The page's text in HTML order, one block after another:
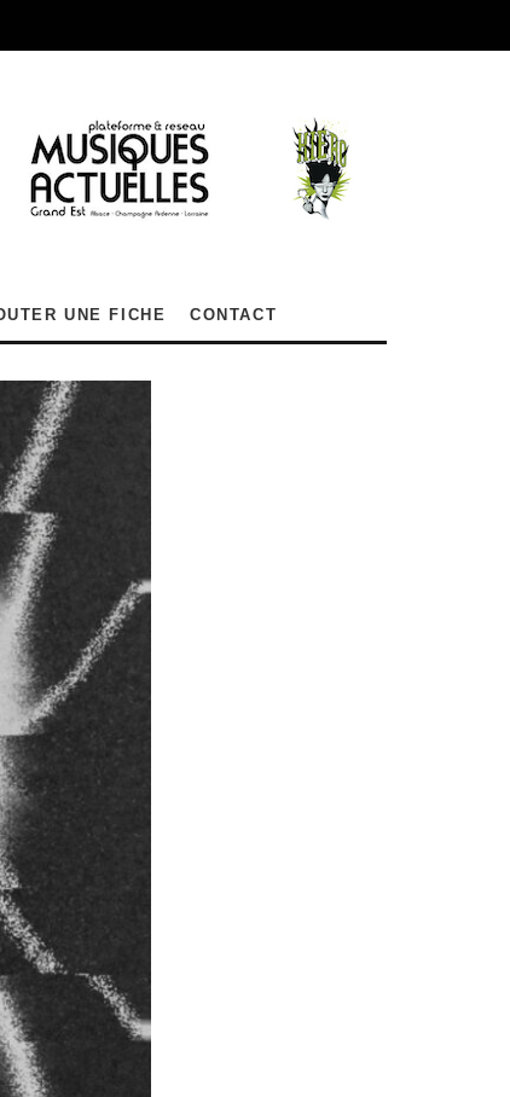
UNE FICHE CONTACT